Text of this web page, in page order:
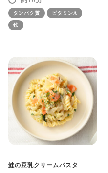
タンパク質 ビタミンA
鉄
鮭の豆乳クリームパスタ